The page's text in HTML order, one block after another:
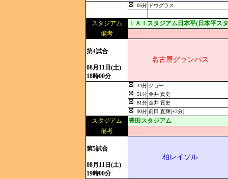
05分 ドウグラス
スタジアム
ＩＡＩスタジアム日本平(日本平ス
備考
第4試合
08月11日(土)
18時00分
名古屋グランパス
34分 ジョー
51分 金井 貢史
81分 金井 貢史
90分 前田 直輝[+2分]
スタジアム
豊田スタジアム
備考
第5試合
08月11日(土)
19時00分
柏レイソル